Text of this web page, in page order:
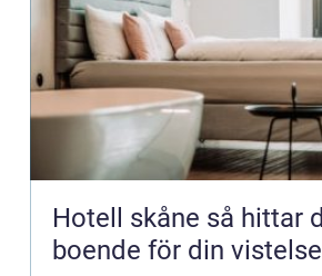
Hotell skåne så hittar du rätt
boende för din vistelse